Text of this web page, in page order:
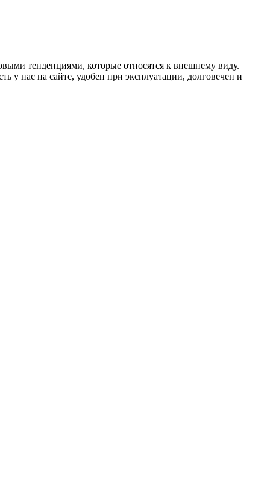
тенденциями, которые относятся к внешнему виду.
у нас на сайте, удобен при эксплуатации, долговечен и